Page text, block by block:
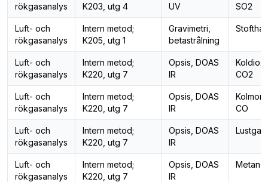
rökgasanalys
K203, utg 4
UV
SO2
Luft- och
rökgasanalys
Intern metod;
K205, utg 1
Gravimetri,
betastrålning
Stofthalt
Luft- och
rökgasanalys
Intern metod;
K220, utg 7
Opsis, DOAS
IR
CO2
Luft- och
rökgasanalys
Intern metod;
K220, utg 7
Opsis, DOAS
IR
CO
Luft- och
rökgasanalys
Intern metod;
K220, utg 7
Opsis, DOAS
IR
Luft- och
rökgasanalys
Intern metod;
K220, utg 7
Opsis, DOAS
IR
Metan,